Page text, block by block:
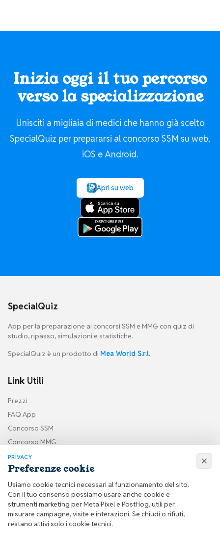
Inizia oggi il tuo percorso
verso la specializzazione
Unisciti a migliaia di medici che hanno già scelto
SpecialQuiz per prepararsi al concorso SSM su web,
iOS e Android.
Apri su web
SpecialQuiz
App per la preparazione ai concorsi SSM e MMG con quiz di
studio, ripasso, simulazioni e statistiche.
SpecialQuiz è un prodotto di Mea World S.r.l.
Link Utili
Prezzi
FAQ App
Concorso SSM
Concorso MMG
Seguici sui social
Resta aggiornato sulle novità di SpecialQuiz e sui contenuti per la
preparazione al concorso SSM.
FacebookInstagram
PRIVACY
Preferenze cookie
Usiamo cookie tecnici necessari al funzionamento del sito.
Con il tuo consenso possiamo usare anche cookie e
strumenti marketing per Meta Pixel e PostHog, utili per
misurare campagne, visite e interazioni. Se chiudi o rifiuti,
restano attivi solo i cookie tecnici.